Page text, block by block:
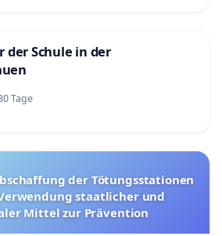
der Schule in der
Tage
staatlicher und
Mittel zur Prävention